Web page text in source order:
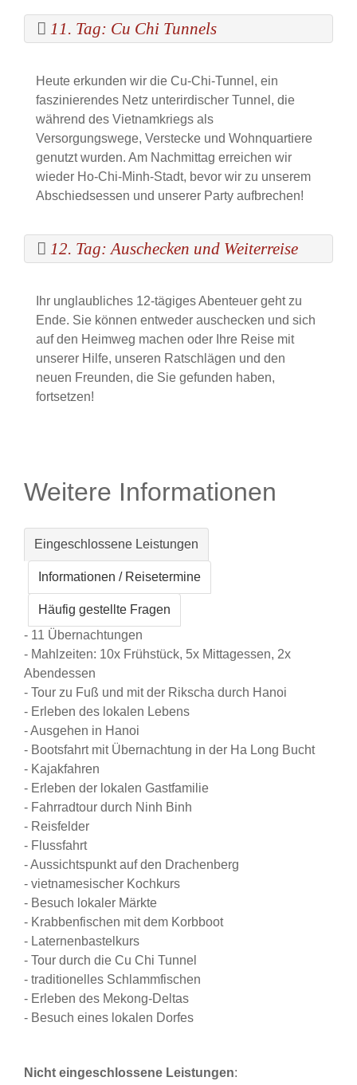
11. Tag: Cu Chi Tunnels
Heute erkunden wir die Cu-Chi-Tunnel, ein
faszinierendes Netz unterirdischer Tunnel, die
während des Vietnamkriegs als
Versorgungswege, Verstecke und Wohnquartiere
genutzt wurden. Am Nachmittag erreichen wir
wieder Ho-Chi-Minh-Stadt, bevor wir zu unserem
Abschiedsessen und unserer Party aufbrechen!
12. Tag: Auschecken und Weiterreise
Ihr unglaubliches 12-tägiges Abenteuer geht zu
Ende. Sie können entweder auschecken und sich
auf den Heimweg machen oder Ihre Reise mit
unserer Hilfe, unseren Ratschlägen und den
neuen Freunden, die Sie gefunden haben,
fortsetzen!
Weitere Informationen
Eingeschlossene Leistungen
Informationen / Reisetermine
Häufig gestellte Fragen
- 11 Übernachtungen
- Mahlzeiten: 10x Frühstück, 5x Mittagessen, 2x
Abendessen
- Tour zu Fuß und mit der Rikscha durch Hanoi
- Erleben des lokalen Lebens
- Ausgehen in Hanoi
- Bootsfahrt mit Übernachtung in der Ha Long Bucht
- Kajakfahren
- Erleben der lokalen Gastfamilie
- Fahrradtour durch Ninh Binh
- Reisfelder
- Flussfahrt
- Aussichtspunkt auf den Drachenberg
- vietnamesischer Kochkurs
- Besuch lokaler Märkte
- Krabbenfischen mit dem Korbboot
- Laternenbastelkurs
- Tour durch die Cu Chi Tunnel
- traditionelles Schlammfischen
- Erleben des Mekong-Deltas
- Besuch eines lokalen Dorfes
Nicht eingeschlossene Leistungen: